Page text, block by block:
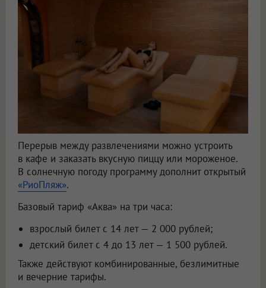
Перерыв между развлечениями можно устроить
в кафе и заказать вкусную пиццу или мороженое.
В солнечную погоду программу дополнит открытый
«РиоПляж».
Базовый тариф «Аква» на три часа:
взрослый билет с 14 лет — 2 000 рублей;
детский билет с 4 до 13 лет — 1 500 рублей.
Также действуют комбинированные, безлимитные
и вечерние тарифы.